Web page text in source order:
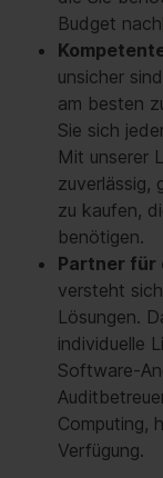
Budget
unsicher
am besten
Sie sich
Mit unserer
zuverlässig,
zu kaufen,
benötigen.
Partner für
versteht
Lösungen.
individuelle
Software-
Computing,
Verfügung.